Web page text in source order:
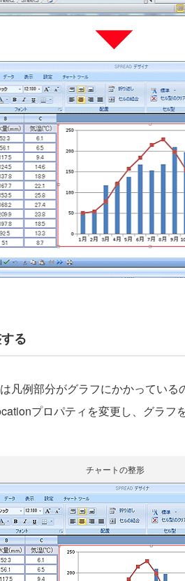
る
凡例部分がグラフにかかっている
プロパティを変更し、グラフ
チャートの整形